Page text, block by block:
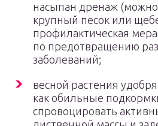
насыпан дренаж (можно
крупный песок или
профилактическая мера
по предотвращению
заболеваний;
весной растения
как обильные
спровоцировать